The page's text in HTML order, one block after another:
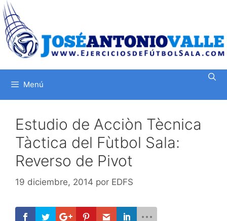
Saltar
al
contenido
Menú
Estudio de Acciòn Tècnica
Tàctica del Fùtbol Sala:
Reverso de Pivot
19 diciembre, 2014 por EDFS